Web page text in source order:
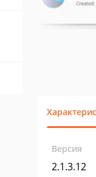
Версия
2.1.3.12